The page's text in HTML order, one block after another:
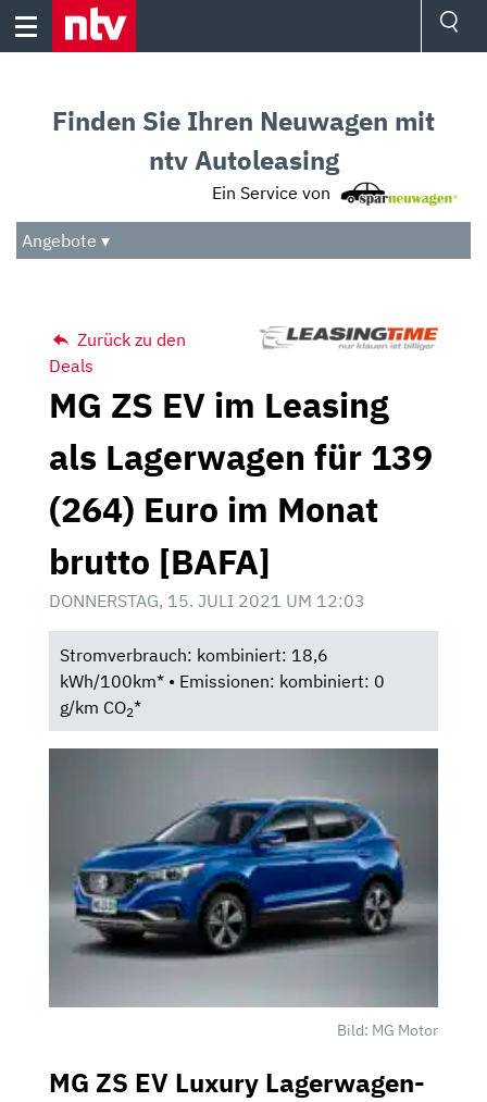
Skip
Audio
Das Beste
Finden Sie Ihren Neuwagen mit
ntv Autoleasing
Ein Service von
Angebote ▾
Zurück zu den
Deals
MG ZS EV im Leasing
als Lagerwagen für 139
(264) Euro im Monat
brutto [BAFA]
DONNERSTAG, 15. JULI 2021 UM 12:03
Stromverbrauch: kombiniert: 18,6
kWh/100km* • Emissionen: kombiniert: 0
g/km CO2*
Bild: MG Motor
MG ZS EV Luxury Lagerwagen-